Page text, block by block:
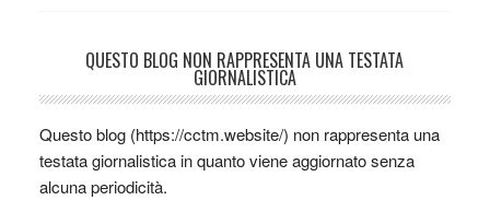
QUESTO BLOG NON RAPPRESENTA UNA TESTATA
GIORNALISTICA
Questo blog (https://cctm.website/) non rappresenta una
testata giornalistica in quanto viene aggiornato senza
alcuna periodicità.